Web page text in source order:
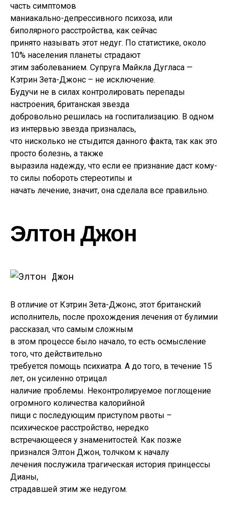
часть симптомов
маниакально-депрессивного психоза, или
биполярного расстройства, как сейчас
принято называть этот недуг. По статистике, около
10% населения планеты страдают
этим заболеванием. Супруга Майкла Дугласа —
Кэтрин Зета-Джонс – не исключение.
Будучи не в силах контролировать перепады
настроения, британская звезда
добровольно решилась на госпитализацию. В одном
из интервью звезда призналась,
что нисколько не стыдится данного факта, так как это
просто болезнь, а также
выразила надежду, что если ее признание даст кому-
то силы побороть стереотипы и
начать лечение, значит, она сделала все правильно.
Элтон Джон
В отличие от Кэтрин Зета-Джонс, этот британский
исполнитель, после прохождения лечения от булимии
рассказал, что самым сложным
в этом процессе было начало, то есть осмысление
того, что действительно
требуется помощь психиатра. А до того, в течение 15
лет, он усиленно отрицал
наличие проблемы. Неконтролируемое поглощение
огромного количества калорийной
пищи с последующим приступом рвоты –
психическое расстройство, нередко
встречающееся у знаменитостей. Как позже
признался Элтон Джон, толчком к началу
лечения послужила трагическая история принцессы
Дианы,
страдавшей этим же недугом.